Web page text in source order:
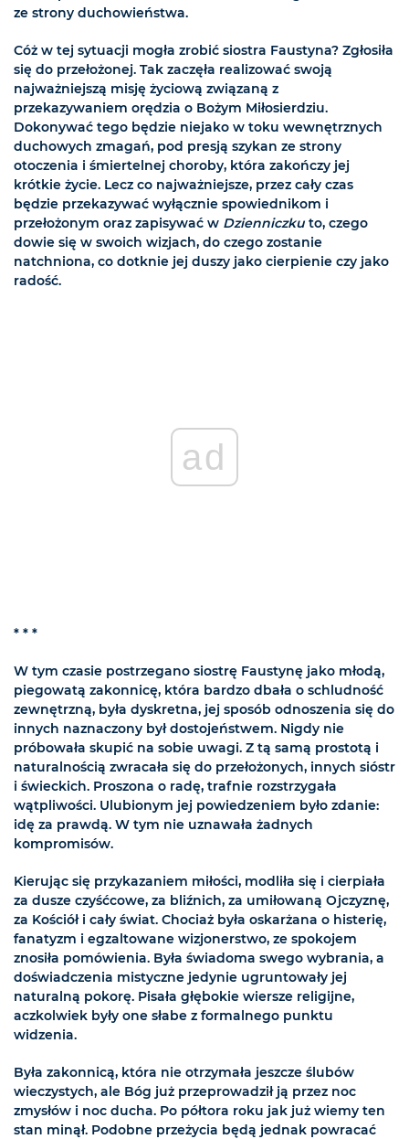
ze strony duchowieństwa.
Cóż w tej sytuacji mogła zrobić siostra Faustyna? Zgłosiła
się do przełożonej. Tak zaczęła realizować swoją
najważniejszą misję życiową związaną z
przekazywaniem orędzia o Bożym Miłosierdziu.
Dokonywać tego będzie niejako w toku wewnętrznych
duchowych zmagań, pod presją szykan ze strony
otoczenia i śmiertelnej choroby, która zakończy jej
krótkie życie. Lecz co najważniejsze, przez cały czas
będzie przekazywać wyłącznie spowiednikom i
przełożonym oraz zapisywać w Dzienniczkuto, czego
dowie się w swoich wizjach, do czego zostanie
natchniona, co dotknie jej duszy jako cierpienie czy jako
radość.
ad
* * *
W tym czasie postrzegano siostrę Faustynę jako młodą,
piegowatą zakonnicę, która bardzo dbała o schludność
zewnętrzną, była dyskretna, jej sposób odnoszenia się do
innych naznaczony był dostojeństwem. Nigdy nie
próbowała skupić na sobie uwagi. Z tą samą prostotą i
naturalnością zwracała się do przełożonych, innych sióstr
i świeckich. Proszona o radę, trafnie rozstrzygała
wątpliwości. Ulubionym jej powiedzeniem było zdanie:
idę za prawdą. W tym nie uznawała żadnych
kompromisów.
Kierując się przykazaniem miłości, modliła się i cierpiała
za dusze czyśćcowe, za bliźnich, za umiłowaną Ojczyznę,
za Kościół i cały świat. Chociaż była oskarżana o histerię,
fanatyzm i egzaltowane wizjonerstwo, ze spokojem
znosiła pomówienia. Była świadoma swego wybrania, a
doświadczenia mistyczne jedynie ugruntowały jej
naturalną pokorę. Pisała głębokie wiersze religijne,
aczkolwiek były one słabe z formalnego punktu
widzenia.
Była zakonnicą, która nie otrzymała jeszcze ślubów
wieczystych, ale Bóg już przeprowadził ją przez noc
zmysłów i noc ducha. Po półtora roku jak już wiemy ten
stan minął. Podobne przeżycia będą jednak powracać